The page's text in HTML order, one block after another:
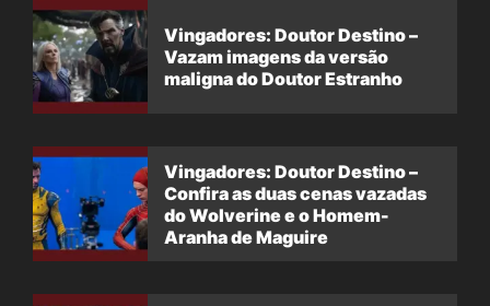
Vingadores: Doutor Destino –
Vazam imagens da versão
maligna do Doutor Estranho
Vingadores: Doutor Destino –
Confira as duas cenas vazadas
do Wolverine e o Homem-
Aranha de Maguire